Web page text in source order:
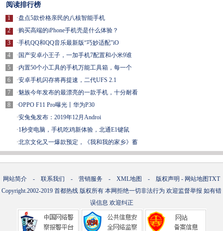
阅读排行榜
1
2
3
4
5
6
7
8
·盘点5款价格亲民的八核智能手机
·购买高端的iPhone手机壳是什么体验？
·手机QQ和QQ音乐最新版“巧妙适配”iO
· 国产安卓小王子，一加手机7配置和小米9谁
·内置50个小工具的手机万能工具箱，每一个
·安卓手机闪存将再提速，二代UFS 2.1
·魅族今年发布的最漂亮的一款手机，十分耐看
·OPPO F11 Pro曝光丨华为P30
·安兔兔发布：2019年12月Androi
·1秒变电脑，手机吃鸡新体验，北通E1键鼠
·北京文化又一爆款预定，《我和我的家乡》蓄
网站简介 - 联系我们 - 营销服务 - XML地图 - 版权声明 - 网站地图TXT
Copyright.2002-2019 首都热线 版权所有 本网拒绝一切非法行为 欢迎监督举报 如有错
误信息 欢迎纠正